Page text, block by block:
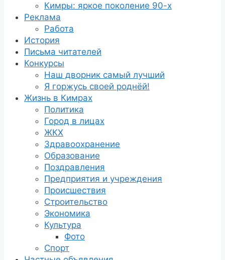
Кимры: яркое поколение 90-х
Реклама
Работа
История
Письма читателей
Конкурсы
Наш дворник самый лучший
Я горжусь своей роднёй!
Жизнь в Кимрах
Политика
Город в лицах
ЖКХ
Здравоохранение
Образование
Поздравления
Предприятия и учреждения
Происшествия
Строительство
Экономика
Культура
Фото
Спорт